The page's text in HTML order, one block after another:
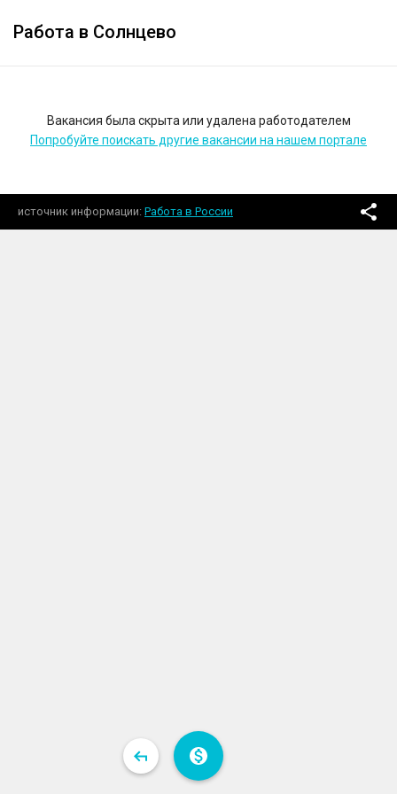
Работа в Солнцево
Вакансия была скрыта или удалена работодателем
Попробуйте поискать другие вакансии на нашем портале
источник информации Работа в России